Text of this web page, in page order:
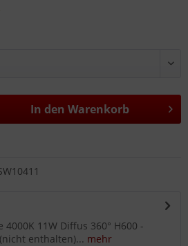
In den Warenkorb
11W Diffus 360° H600 -
enthalten)... mehr